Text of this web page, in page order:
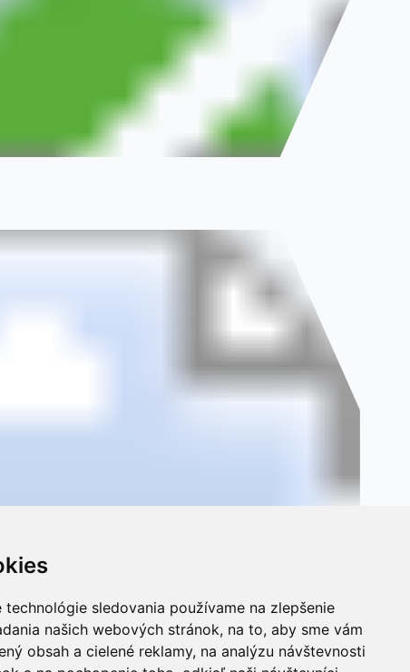
sledovania používame na zlepšenie
našich webových stránok, na to, aby sme vám
obsah a cielené reklamy, na analýzu návštevnosti